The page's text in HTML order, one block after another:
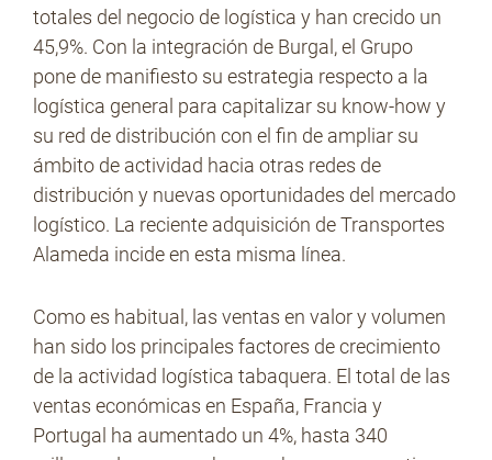
totales del negocio de logística y han crecido un
45,9%. Con la integración de Burgal, el Grupo
pone de manifiesto su estrategia respecto a la
logística general para capitalizar su know-how y
su red de distribución con el fin de ampliar su
ámbito de actividad hacia otras redes de
distribución y nuevas oportunidades del mercado
logístico. La reciente adquisición de Transportes
Alameda incide en esta misma línea.
Como es habitual, las ventas en valor y volumen
han sido los principales factores de crecimiento
de la actividad logística tabaquera. El total de las
ventas económicas en España, Francia y
Portugal ha aumentado un 4%, hasta 340